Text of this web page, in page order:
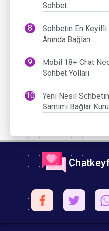
Sohbet
Sohbetin En
Anında Bağlan
Mobil 18+ Chat
Sohbet Yolları
Yeni Nesil
Samimi Bağlar